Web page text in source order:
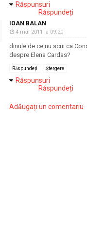
Răspunsuri
Răspundeți
IOAN BALAN
4 mai 2011 la 09:20
dinule de ce nu scrii ca
despre Elena Cardas?
Răspundeți Ștergere
Răspunsuri
Răspundeți
Adăugați un comentariu